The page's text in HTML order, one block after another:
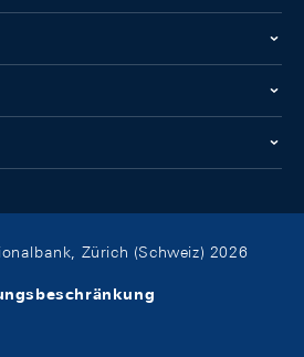
Zürich (Schweiz) 2026